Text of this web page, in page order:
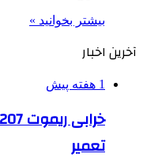
بیشتر بخوانید »
آخرین اخبار
1 هفته پیش
تعمیر